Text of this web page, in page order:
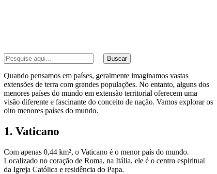
Buscar
Quando pensamos em países, geralmente imaginamos vastas
extensões de terra com grandes populações. No entanto, alguns dos
menores países do mundo em extensão territorial oferecem uma
visão diferente e fascinante do conceito de nação. Vamos explorar os
oito menores países do mundo.
1. Vaticano
Com apenas 0,44 km², o Vaticano é o menor país do mundo.
Localizado no coração de Roma, na Itália, ele é o centro espiritual
da Igreja Católica e residência do Papa.